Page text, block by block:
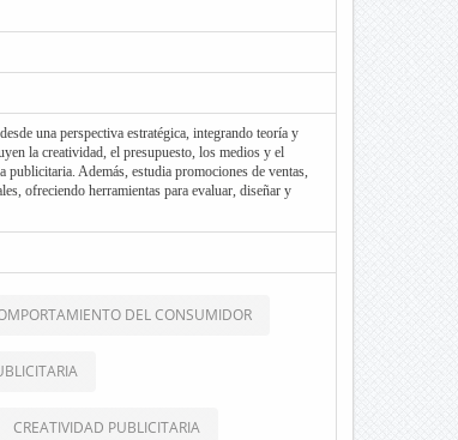
una perspectiva estratégica, integrando teoría y
la creatividad, el presupuesto, los medios y el
Además, estudia promociones de ventas,
ofreciendo herramientas para evaluar, diseñar y
en contextos competitivos.
DEL CONSUMIDOR
CREATIVIDAD PUBLICITARIA